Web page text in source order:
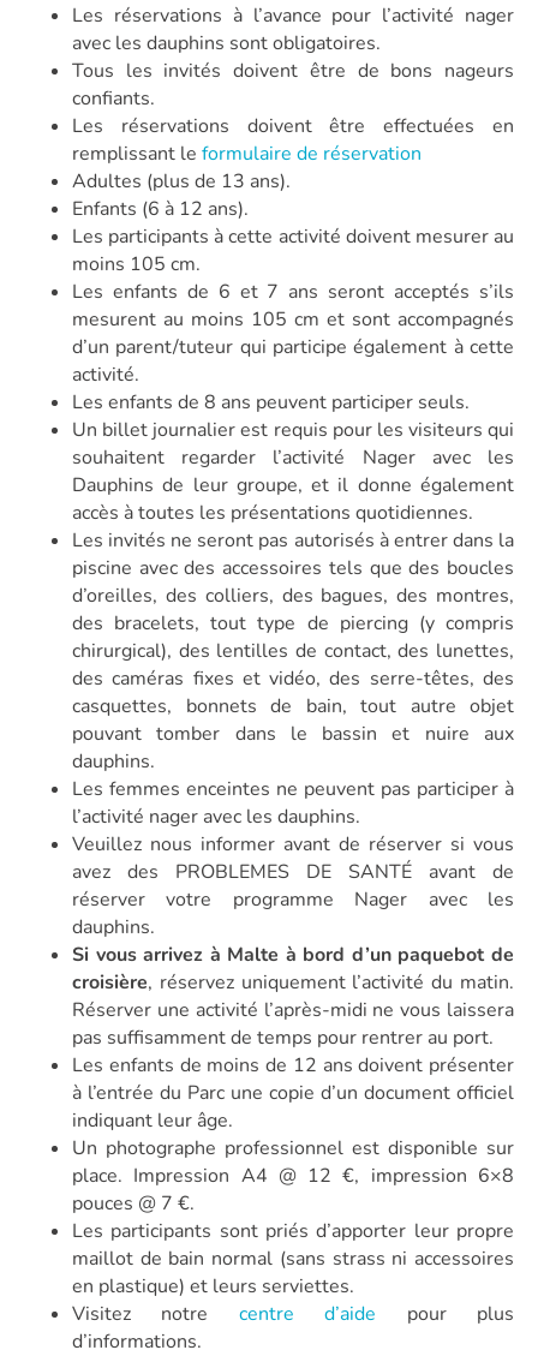
Les réservations à l’avance pour l’activité nager
avec les dauphins sont obligatoires.
Tous les invités doivent être de bons nageurs
confiants.
Les réservations doivent être effectuées en
remplissant le formulaire de réservation
Adultes (plus de 13 ans).
Enfants (6 à 12 ans).
Les participants à cette activité doivent mesurer au
moins 105 cm.
Les enfants de 6 et 7 ans seront acceptés s’ils
mesurent au moins 105 cm et sont accompagnés
d’un parent/tuteur qui participe également à cette
activité.
Les enfants de 8 ans peuvent participer seuls.
Un billet journalier est requis pour les visiteurs qui
souhaitent regarder l’activité Nager avec les
Dauphins de leur groupe, et il donne également
accès à toutes les présentations quotidiennes.
Les invités ne seront pas autorisés à entrer dans la
piscine avec des accessoires tels que des boucles
d’oreilles, des colliers, des bagues, des montres,
des bracelets, tout type de piercing (y compris
chirurgical), des lentilles de contact, des lunettes,
des caméras fixes et vidéo, des serre-têtes, des
casquettes, bonnets de bain, tout autre objet
pouvant tomber dans le bassin et nuire aux
dauphins.
Les femmes enceintes ne peuvent pas participer à
l’activité nager avec les dauphins.
Veuillez nous informer avant de réserver si vous
avez des PROBLEMES DE SANTÉ avant de
réserver votre programme Nager avec les
dauphins.
Si vous arrivez à Malte à bord d’un paquebot de
croisière, réservez uniquement l’activité du matin.
Réserver une activité l’après-midi ne vous laissera
pas suffisamment de temps pour rentrer au port.
Les enfants de moins de 12 ans doivent présenter
à l’entrée du Parc une copie d’un document officiel
indiquant leur âge.
Un photographe professionnel est disponible sur
place. Impression A4 @ 12 €, impression 6×8
pouces @ 7 €.
Les participants sont priés d’apporter leur propre
maillot de bain normal (sans strass ni accessoires
en plastique) et leurs serviettes.
Visitez notre centre d’aide pour plus
d’informations.